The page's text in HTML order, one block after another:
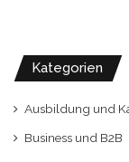
Kategorien
Ausbildung und
Business und B2B